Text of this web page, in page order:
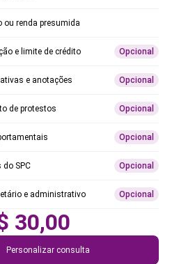
ou renda presumida
e limite de crédito Opcional
e anotações Opcional
de protestos Opcional
Opcional
SPC Opcional
e administrativo Opcional
30,00
Personalizar consulta